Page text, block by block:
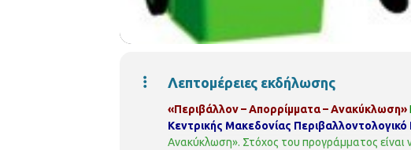
Λεπτομέρειες εκδήλωσης
«Περιβάλλον – Απορρίμματα – Ανακύκλωση»
Κεντρικής Μακεδονίας
Ανακύκλωση». Στόχος του προγράμματος είναι